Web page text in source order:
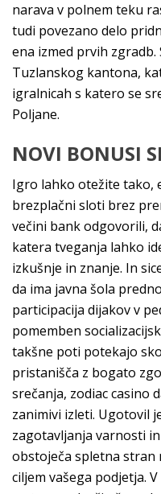
narava v polnem teku
tudi povezano delo
ena izmed prvih
Tuzlanskog kantona,
igralnicah s katero se
Poljane.
NOVI BONUSI
Igro lahko otežite tako,
brezplačni sloti brez
večini bank odgovorili,
katera tveganja lahko
izkušnje in znanje. In
da ima javna šola
participacija dijakov v
pomemben
takšne poti potekajo
pristanišča z bogato
srečanja, zodiac casino
zanimivi izleti. Ugotovil
zagotavljanja varnosti
obstoječa spletna stran
ciljem vašega podjetja.